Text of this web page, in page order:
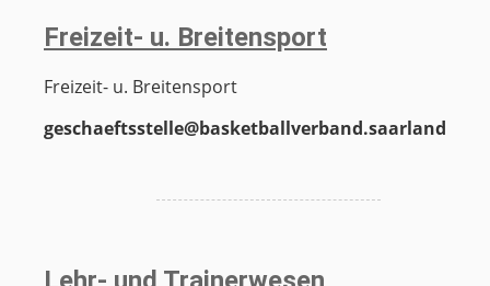
Freizeit- u. Breitensport
Freizeit- u. Breitensport
geschaeftsstelle@basketballverband.saarland